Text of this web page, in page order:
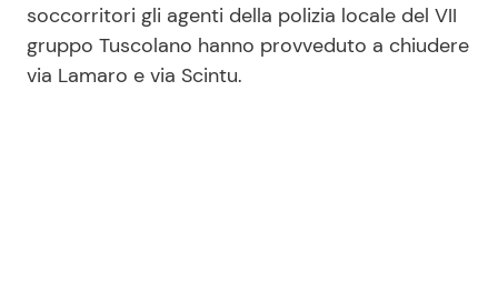
Info
Chi siamo
soccorritori gli agenti della polizia locale del VII
gruppo Tuscolano hanno provveduto a chiudere
via Lamaro e via Scintu.